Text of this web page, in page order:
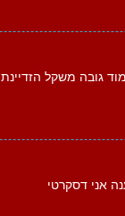
גובה משקל
אני דסקרטי